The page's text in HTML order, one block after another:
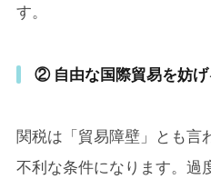
す。
② 自由な国際貿易を妨げ
関税は「貿易障壁」とも言
不利な条件になります。過